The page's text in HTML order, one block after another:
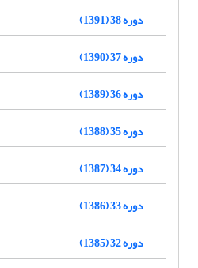
دوره 38 (1391)
دوره 37 (1390)
دوره 36 (1389)
دوره 35 (1388)
دوره 34 (1387)
دوره 33 (1386)
دوره 32 (1385)